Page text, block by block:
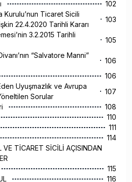
102
Kurulu’nun Ticaret Sicili
22.4.2020 Tarihli Kararı
103
3.2.2015 Tarihli
105
“Salvatore Manni”
106
106
Uyuşmazlık ve Avrupa
Sorular
107
108
110
111
114
VE TİCARET SİCİLİ AÇISINDAN
115
116